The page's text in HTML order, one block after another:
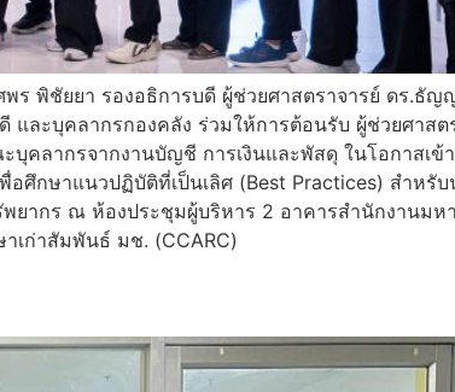
ร พิชัยยา รองอธิการบดี ผู้ช่วยศาสตราจารย์ ดร.ธัญ
ละบุคลากรกองคลัง ร่วมให้การต้อนรับ ผู้ช่วยศาสต
คลากรจากงานบัญชี การเงินและพัสดุ ในโอกาสเข้
อศึกษาแนวปฏิบัติที่เป็นเลิศ (Best Practices) สำหรับ
ยากร ณ ห้องประชุมผู้บริหาร 2 อาคารสำนักงานมห
เก่าสัมพันธ์ มช. (CCARC)